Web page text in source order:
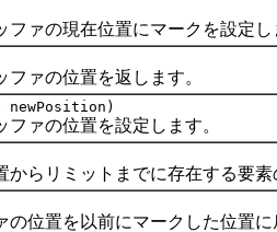
の現在位置にマークを設定し
の位置を返します。
の位置を設定します。
リミットまでに存在する要素
置を以前にマークした位置に